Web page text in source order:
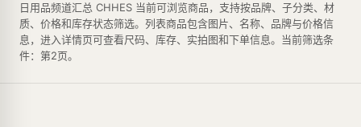
日用品频道汇总 CHHES 当前可浏览商品，支持按品牌、子分类、材
质、价格和库存状态筛选。列表商品包含图片、名称、品牌与价格信
息，进入详情页可查看尺码、库存、实拍图和下单信息。当前筛选条
件：第2页。